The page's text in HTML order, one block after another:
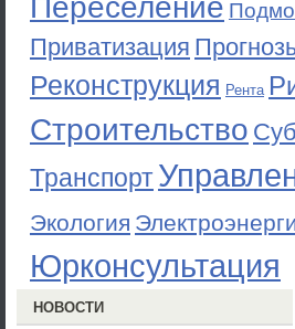
Переселение
Приватизация
Реконструкция Рента
Строительство
Транспорт
Экология
Юрконсультация
НОВОСТИ